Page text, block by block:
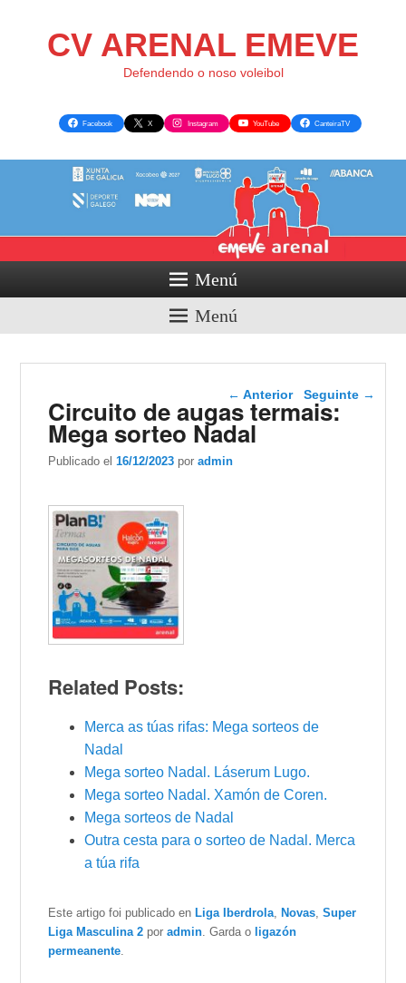
CV ARENAL EMEVE
Defendendo o noso voleibol
Facebook X Instagram YouTube CanteiraTV
Menú
Menú
Navegador de artigos
← Anterior Seguinte →
Circuito de augas termais:
Mega sorteo Nadal
Publicado el16/12/2023 poradmin
Related Posts:
Merca as túas rifas: Mega sorteos de
Nadal
Mega sorteo Nadal. Láserum Lugo.
Mega sorteo Nadal. Xamón de Coren.
Mega sorteos de Nadal
Outra cesta para o sorteo de Nadal. Merca
a túa rifa
Este artigo foi publicado enLiga Iberdrola ,Novas ,Super
Liga Masculina 2 poradmin . Garda o ligazón
permeanente